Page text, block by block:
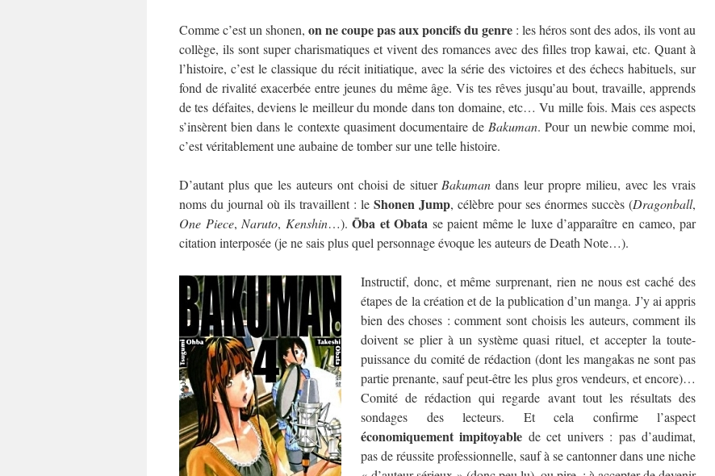
Comme c’est un shonen, on ne coupe pas aux poncifs du genre : les héros sont des ados, ils vont au
collège, ils sont super charismatiques et vivent des romances avec des filles trop kawai, etc. Quant à
l’histoire, c’est le classique du récit initiatique, avec la série des victoires et des échecs habituels, sur
fond de rivalité exacerbée entre jeunes du même âge. Vis tes rêves jusqu’au bout, travaille, apprends
de tes défaites, deviens le meilleur du monde dans ton domaine, etc… Vu mille fois. Mais ces aspects
s’insèrent bien dans le contexte quasiment documentaire de Bakuman. Pour un newbie comme moi,
c’est véritablement une aubaine de tomber sur une telle histoire.
D’autant plus que les auteurs ont choisi de situer Bakuman dans leur propre milieu, avec les vrais
noms du journal où ils travaillent : le Shonen Jump, célèbre pour ses énormes succès (Dragonball,
One Piece, Naruto, Kenshin…).Ōba et Obata se paient même le luxe d’apparaître en cameo, par
citation interposée (je ne sais plus quel personnage évoque les auteurs de Death Note…).
Instructif, donc, et même surprenant, rien ne nous est caché des
étapes de la création et de la publication d’un manga. J’y ai appris
bien des choses : comment sont choisis les auteurs, comment ils
doivent se plier à un système quasi rituel, et accepter la toute-
puissance du comité de rédaction (dont les mangakas ne sont pas
partie prenante, sauf peut-être les plus gros vendeurs, et encore)…
Comité de rédaction qui regarde avant tout les résultats des
sondages des lecteurs. Et cela confirme l’aspect
économiquement impitoyable de cet univers : pas d’audimat,
pas de réussite professionnelle, sauf à se cantonner dans une niche